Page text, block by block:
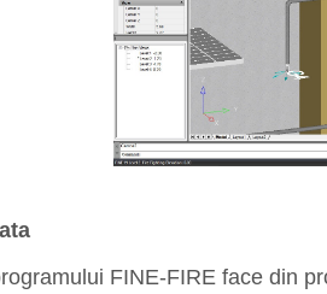
FINE-FIRE face din